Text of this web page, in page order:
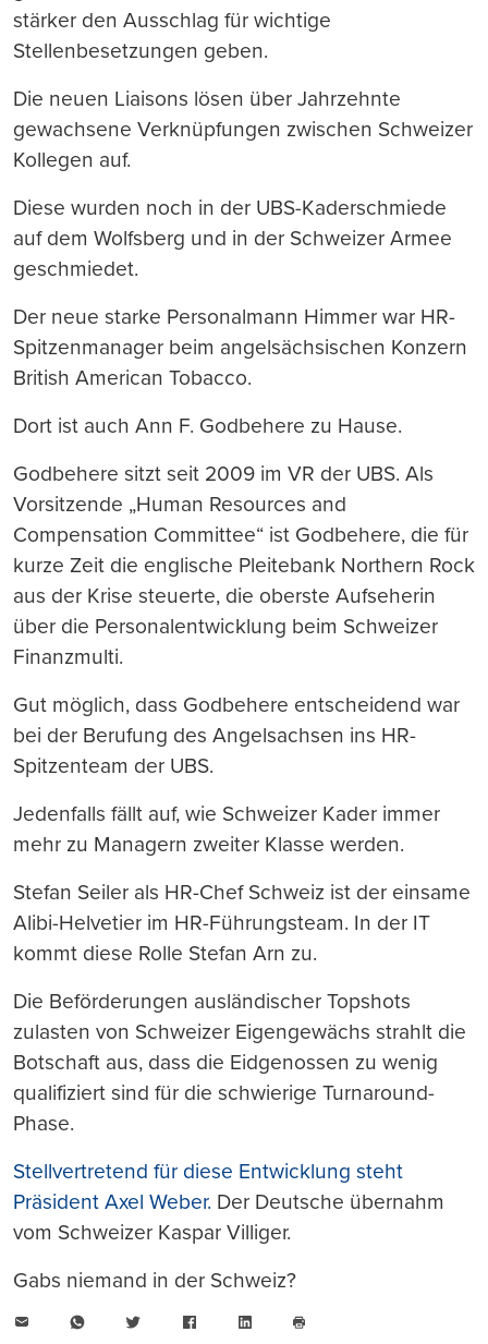
stärker den Ausschlag für wichtige
Stellenbesetzungen geben.
Die neuen Liaisons lösen über Jahrzehnte
gewachsene Verknüpfungen zwischen Schweizer
Kollegen auf.
Diese wurden noch in der UBS-Kaderschmiede
auf dem Wolfsberg und in der Schweizer Armee
geschmiedet.
Der neue starke Personalmann Himmer war HR-
Spitzenmanager beim angelsächsischen Konzern
British American Tobacco.
Dort ist auch Ann F. Godbehere zu Hause.
Godbehere sitzt seit 2009 im VR der UBS. Als
Vorsitzende „Human Resources and
Compensation Committee“ ist Godbehere, die für
kurze Zeit die englische Pleitebank Northern Rock
aus der Krise steuerte, die oberste Aufseherin
über die Personalentwicklung beim Schweizer
Finanzmulti.
Gut möglich, dass Godbehere entscheidend war
bei der Berufung des Angelsachsen ins HR-
Spitzenteam der UBS.
Jedenfalls fällt auf, wie Schweizer Kader immer
mehr zu Managern zweiter Klasse werden.
Stefan Seiler als HR-Chef Schweiz ist der einsame
Alibi-Helvetier im HR-Führungsteam. In der IT
kommt diese Rolle Stefan Arn zu.
Die Beförderungen ausländischer Topshots
zulasten von Schweizer Eigengewächs strahlt die
Botschaft aus, dass die Eidgenossen zu wenig
qualifiziert sind für die schwierige Turnaround-
Phase.
Stellvertretend für diese Entwicklung steht
Präsident Axel Weber. Der Deutsche übernahm
vom Schweizer Kaspar Villiger.
Gabs niemand in der Schweiz?
WhatsAppTwitter FacebookLinkedIn